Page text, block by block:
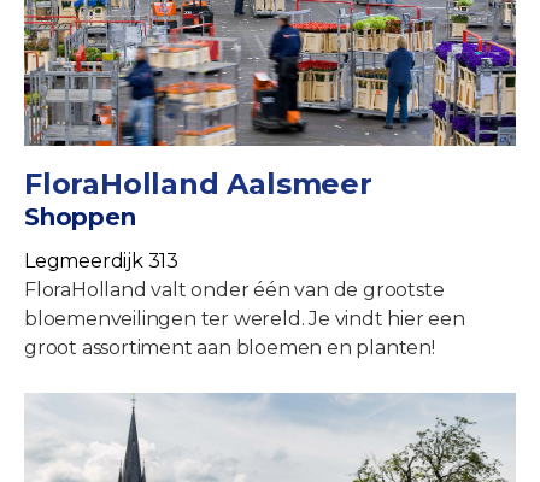
FloraHolland Aalsmeer
Shoppen
Legmeerdijk 313
FloraHolland valt onder één van de grootste
bloemenveilingen ter wereld. Je vindt hier een
groot assortiment aan bloemen en planten!